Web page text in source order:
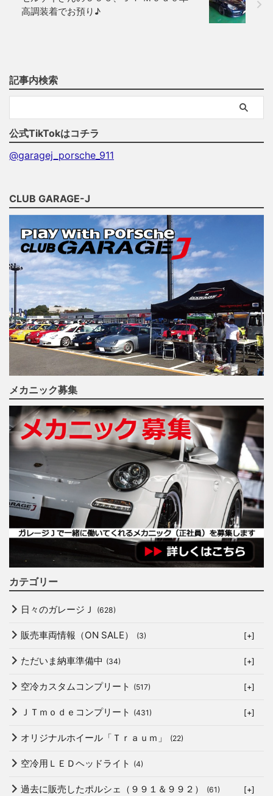
高調装着でお預り♪
記事内検索
公式TikTokはコチラ
@garagej_porsche_911
CLUB GARAGE-J
メカニック募集
カテゴリー
日々のガレージＪ (628)
販売車両情報（ON SALE） (3) [+]
ただいま納車準備中 (34) [+]
空冷カスタムコンプリート (517) [+]
ＪＴｍｏｄｅコンプリート (431) [+]
オリジナルホイール「Ｔｒａｕｍ」 (22)
空冷用ＬＥＤヘッドライト (4)
過去に販売したポルシェ（９９１＆９９２） (61) [+]